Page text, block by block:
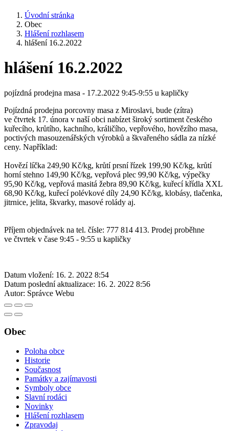
Úvodní stránka
Obec
Hlášení rozhlasem
hlášení 16.2.2022
hlášení 16.2.2022
pojízdná prodejna masa - 17.2.2022 9:45-9:55 u kapličky
Pojízdná prodejna porcovny masa z Miroslavi, bude (zítra)
ve čtvrtek 17. února v naší obci nabízet široký sortiment českého
kuřecího, krůtího, kachního, králičího, vepřového, hovězího masa,
poctivých masouzenářských výrobků a škvařeného sádla za nízké
ceny. Například:
Hovězí líčka 249,90 Kč/kg, krůtí prsní řízek 199,90 Kč/kg, krůtí
horní stehno 149,90 Kč/kg, vepřová plec 99,90 Kč/kg, výpečky
95,90 Kč/kg, vepřová masitá žebra 89,90 Kč/kg, kuřecí křídla XXL
68,90 Kč/kg, kuřecí polévkové díly 24,90 Kč/kg, klobásy, tlačenka,
jitrnice, jelita, škvarky, masové rolády aj.
Příjem objednávek na tel. čísle: 777 814 413. Prodej proběhne
ve čtvrtek v čase 9:45 - 9:55 u kapličky
Datum vložení: 16. 2. 2022 8:54
Datum poslední aktualizace: 16. 2. 2022 8:56
Autor: Správce Webu
Obec
Poloha obce
Historie
Současnost
Památky a zajímavosti
Symboly obce
Slavní rodáci
Novinky
Hlášení rozhlasem
Zpravodaj